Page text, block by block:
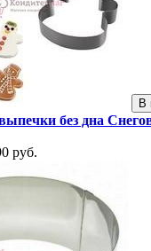
В
без дна
руб.